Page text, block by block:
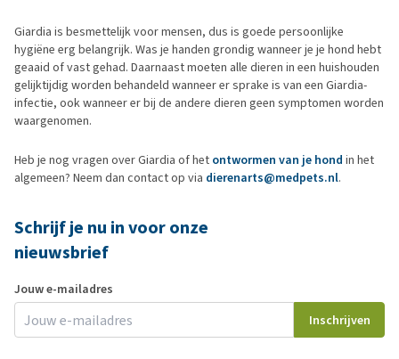
Giardia is besmettelijk voor mensen, dus is goede persoonlijke
hygiëne erg belangrijk. Was je handen grondig wanneer je je hond hebt
geaaid of vast gehad. Daarnaast moeten alle dieren in een huishouden
gelijktijdig worden behandeld wanneer er sprake is van een Giardia-
infectie, ook wanneer er bij de andere dieren geen symptomen worden
waargenomen.
Heb je nog vragen over Giardia of het ontwormen van je hond in het
algemeen? Neem dan contact op via dierenarts@medpets.nl.
Schrijf je nu in voor onze
nieuwsbrief
Jouw e-mailadres
Inschrijven